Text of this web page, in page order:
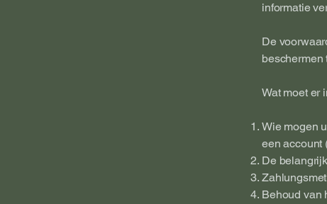
informatie
De
beschermen
Wat moet er
Wie mogen
een account
De
Behoud van